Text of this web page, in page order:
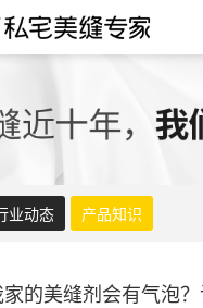
业动态 产品知识
的美缝剂会有气泡？